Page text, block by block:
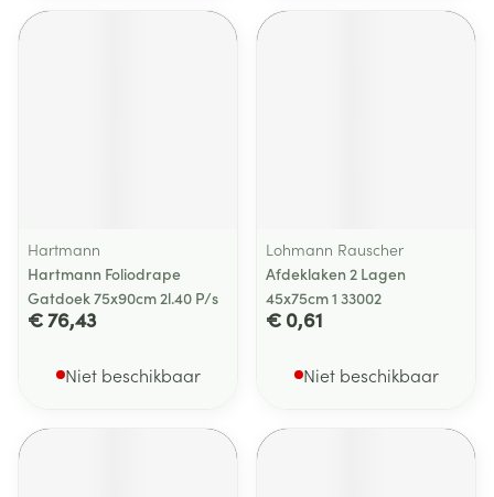
Hartmann
Hartmann Foliodrape
Gatdoek 75x90cm 2l.40 P/s
€ 76,43
Niet beschikbaar
Lohmann Rauscher
Afdeklaken 2 Lagen
45x75cm 1 33002
€ 0,61
Niet beschikbaar